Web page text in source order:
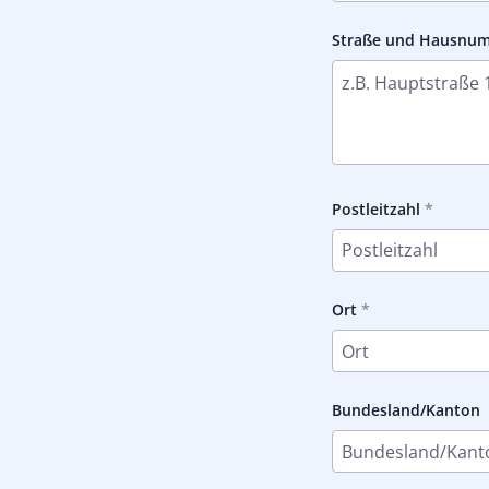
Straße und
Postleitzahl
Ort
Bundesland/Kanton